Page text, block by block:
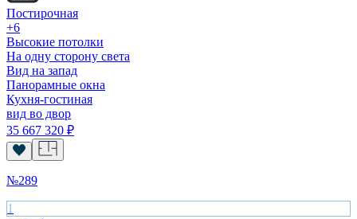
Постирочная
+6
Высокие потолки
На одну сторону света
Вид на запад
Панорамные окна
Кухня-гостиная
вид во двор
35 667 320 ₽
№289
1